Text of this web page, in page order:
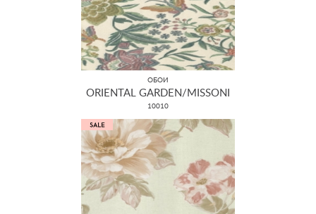
ОБОИ
ORIENTAL GARDEN/MISSONI
10010